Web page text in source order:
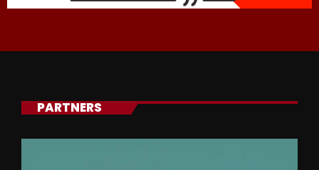
PARTNERS